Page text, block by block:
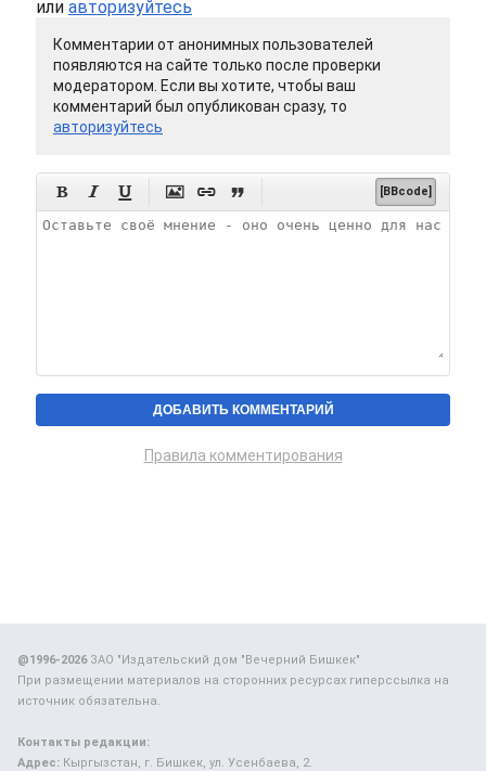
или авторизуйтесь
Комментарии от анонимных пользователей
появляются на сайте только после проверки
модератором. Если вы хотите, чтобы ваш
комментарий был опубликован сразу, то
авторизуйтесь
      [BBcode]
Правила комментирования
@1996-2026ЗАО "Издательский дом "Вечерний Бишкек"
При размещении материалов на сторонних ресурсах гиперссылка на
источник обязательна.
Контакты редакции:
Адрес: Кыргызстан, г. Бишкек, ул. Усенбаева, 2.